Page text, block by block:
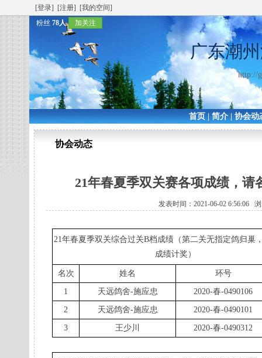
[登录] [注册]
[我的空间]
粉丝 78人 加关注
广东潮
http://
首页|简介|协会动
协会动态
21年春夏季双关赛各项成绩，请
发表时间：2021-06-02 6:56:06
21年春夏季双关综合过关B档成绩（第二关无指定鸽归巢
成绩计奖）
名次 姓名 环号
1 天远鸽舍-施应忠 2020-春-0490106
2 天远鸽舍-施应忠 2020-春-0490101
3 王少川 2020-春-0490312